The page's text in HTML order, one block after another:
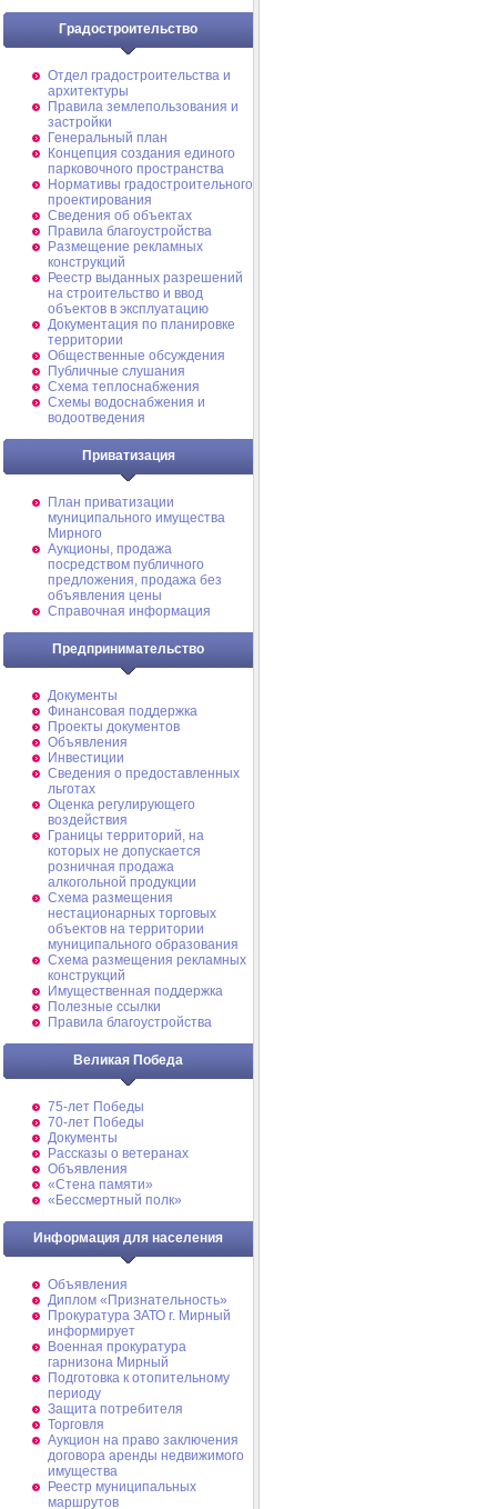
Градостроительство
Отдел градостроительства и
архитектуры
Правила землепользования и
застройки
Генеральный план
Концепция создания единого
парковочного пространства
Нормативы градостроительного
проектирования
Сведения об объектах
Правила благоустройства
Размещение рекламных
конструкций
Реестр выданных разрешений
на строительство и ввод
объектов в эксплуатацию
Документация по планировке
территории
Общественные обсуждения
Публичные слушания
Схема теплоснабжения
Схемы водоснабжения и
водоотведения
Приватизация
План приватизации
муниципального имущества
Мирного
Аукционы, продажа
посредством публичного
предложения, продажа без
объявления цены
Справочная информация
Предпринимательство
Документы
Финансовая поддержка
Проекты документов
Объявления
Инвестиции
Сведения о предоставленных
льготах
Оценка регулирующего
воздействия
Границы территорий, на
которых не допускается
розничная продажа
алкогольной продукции
Схема размещения
нестационарных торговых
объектов на территории
муниципального образования
Схема размещения рекламных
конструкций
Имущественная поддержка
Полезные ссылки
Правила благоустройства
Великая Победа
75-лет Победы
70-лет Победы
Документы
Рассказы о ветеранах
Объявления
«Стена памяти»
«Бессмертный полк»
Информация для населения
Объявления
Диплом «Признательность»
Прокуратура ЗАТО г. Мирный
информирует
Военная прокуратура
гарнизона Мирный
Подготовка к отопительному
периоду
Защита потребителя
Торговля
Аукцион на право заключения
договора аренды недвижимого
имущества
Реестр муниципальных
маршрутов